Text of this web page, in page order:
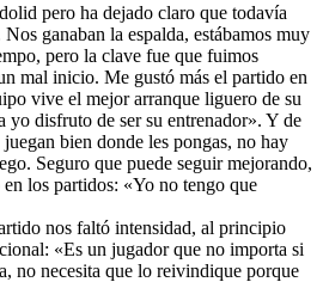
pero ha dejado claro que todavía
ganaban la espalda, estábamos muy
pero la clave fue que fuimos
mal inicio. Me gustó más el partido en
vive el mejor arranque liguero de su
yo disfruto de ser su entrenador». Y de
bien donde les pongas, no hay
Seguro que puede seguir mejorando,
los partidos: «Yo no tengo que
nos faltó intensidad, al principio
«Es un jugador que no importa si
no necesita que lo reivindique porque